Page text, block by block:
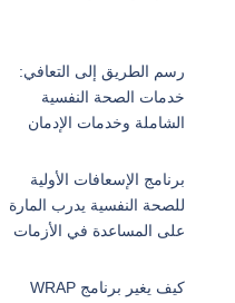
رسم الطريق إلى التعافي:
خدمات الصحة النفسية
الشاملة وخدمات الإدمان
برنامج الإسعافات الأولية
للصحة النفسية يدرب المارة
على المساعدة في الأزمات
كيف يغير برنامج WRAP